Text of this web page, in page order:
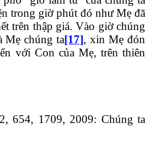
trong giờ phút đó như Mẹ đã
trên thập giá. Vào giờ chúng
Mẹ chúng ta[17], xin Mẹ đón
với Con của Mẹ, trên thiên
654, 1709, 2009: Chúng ta